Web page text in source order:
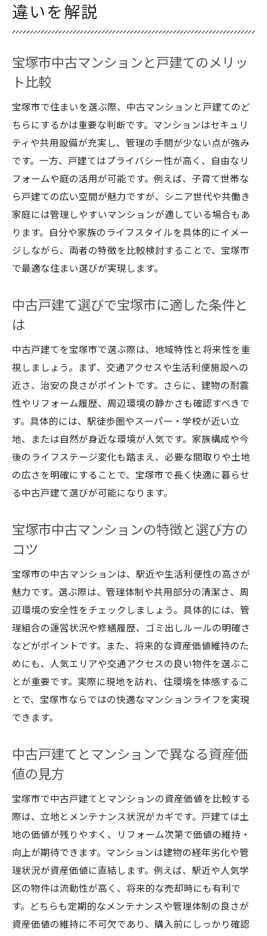
違いを解説
宝塚市中古マンションと戸建てのメリッ
ト比較
宝塚市で住まいを選ぶ際、中古マンションと戸建てのど
ちらにするかは重要な判断です。マンションはセキュリ
ティや共用設備が充実し、管理の手間が少ない点が強み
です。一方、戸建てはプライバシー性が高く、自由なリ
フォームや庭の活用が可能です。例えば、子育て世帯な
ら戸建ての広い空間が魅力ですが、シニア世代や共働き
家庭には管理しやすいマンションが適している場合もあ
ります。自分や家族のライフスタイルを具体的にイメー
ジしながら、両者の特徴を比較検討することで、宝塚市
で最適な住まい選びが実現します。
中古戸建て選びで宝塚市に適した条件と
は
中古戸建てを宝塚市で選ぶ際は、地域特性と将来性を重
視しましょう。まず、交通アクセスや生活利便施設への
近さ、治安の良さがポイントです。さらに、建物の耐震
性やリフォーム履歴、周辺環境の静かさも確認すべきで
す。具体的には、駅徒歩圏やスーパー・学校が近い立
地、または自然が身近な環境が人気です。家族構成や今
後のライフステージ変化も踏まえ、必要な間取りや土地
の広さを明確にすることで、宝塚市で長く快適に暮らせ
る中古戸建て選びが可能になります。
宝塚市中古マンションの特徴と選び方の
コツ
宝塚市の中古マンションは、駅近や生活利便性の高さが
魅力です。選ぶ際は、管理体制や共用部分の清潔さ、周
辺環境の安全性をチェックしましょう。具体的には、管
理組合の運営状況や修繕履歴、ゴミ出しルールの明確さ
などがポイントです。また、将来的な資産価値維持のた
めにも、人気エリアや交通アクセスの良い物件を選ぶこ
とが重要です。実際に現地を訪れ、住環境を体感するこ
とで、宝塚市ならではの快適なマンションライフを実現
できます。
中古戸建てとマンションで異なる資産価
値の見方
宝塚市で中古戸建てとマンションの資産価値を比較する
際は、立地とメンテナンス状況がカギです。戸建ては土
地の価値が残りやすく、リフォーム次第で価値の維持・
向上が期待できます。マンションは建物の経年劣化や管
理状況が資産価値に直結します。例えば、駅近や人気学
区の物件は流動性が高く、将来的な売却時にも有利で
す。どちらも定期的なメンテナンスや管理体制の良さが
資産価値の維持に不可欠であり、購入前にしっかり確認